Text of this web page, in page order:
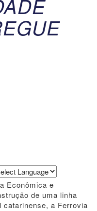
by
Econômica e
de uma linha
catarinense, a Ferrovia